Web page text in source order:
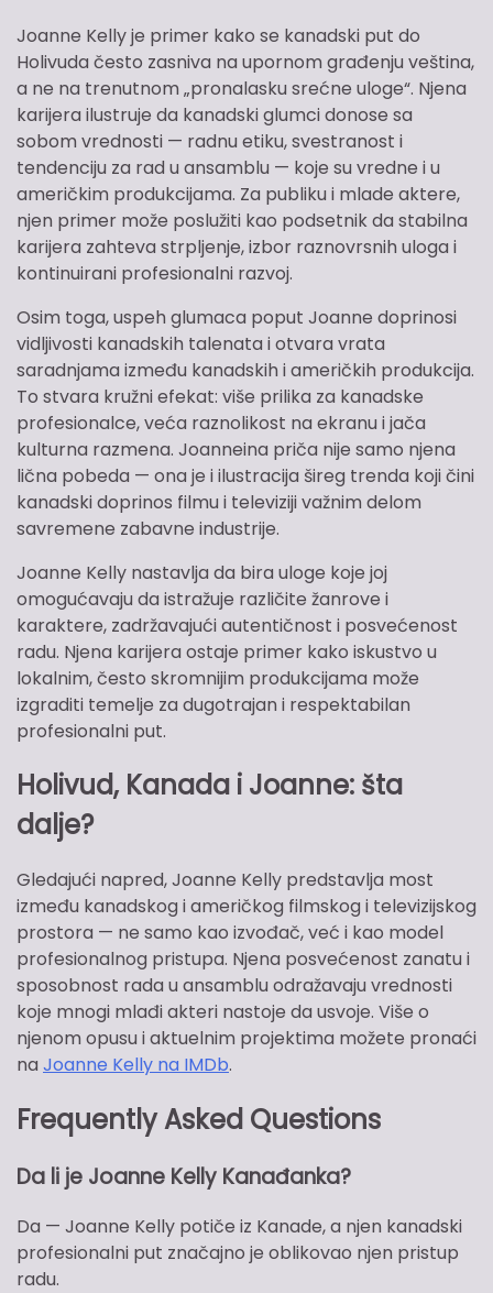
Joanne Kelly je primer kako se kanadski put do
Holivuda često zasniva na upornom građenju veština,
a ne na trenutnom „pronalasku srećne uloge“. Njena
karijera ilustruje da kanadski glumci donose sa
sobom vrednosti — radnu etiku, svestranost i
tendenciju za rad u ansamblu — koje su vredne i u
američkim produkcijama. Za publiku i mlade aktere,
njen primer može poslužiti kao podsetnik da stabilna
karijera zahteva strpljenje, izbor raznovrsnih uloga i
kontinuirani profesionalni razvoj.
Osim toga, uspeh glumaca poput Joanne doprinosi
vidljivosti kanadskih talenata i otvara vrata
saradnjama između kanadskih i američkih produkcija.
To stvara kružni efekat: više prilika za kanadske
profesionalce, veća raznolikost na ekranu i jača
kulturna razmena. Joanneina priča nije samo njena
lična pobeda — ona je i ilustracija šireg trenda koji čini
kanadski doprinos filmu i televiziji važnim delom
savremene zabavne industrije.
Joanne Kelly nastavlja da bira uloge koje joj
omogućavaju da istražuje različite žanrove i
karaktere, zadržavajući autentičnost i posvećenost
radu. Njena karijera ostaje primer kako iskustvo u
lokalnim, često skromnijim produkcijama može
izgraditi temelje za dugotrajan i respektabilan
profesionalni put.
Holivud, Kanada i Joanne: šta
dalje?
Gledajući napred, Joanne Kelly predstavlja most
između kanadskog i američkog filmskog i televizijskog
prostora — ne samo kao izvođač, već i kao model
profesionalnog pristupa. Njena posvećenost zanatu i
sposobnost rada u ansamblu odražavaju vrednosti
koje mnogi mlađi akteri nastoje da usvoje. Više o
njenom opusu i aktuelnim projektima možete pronaći
na Joanne Kelly na IMDb.
Frequently Asked Questions
Da li je Joanne Kelly Kanađanka?
Da — Joanne Kelly potiče iz Kanade, a njen kanadski
profesionalni put značajno je oblikovao njen pristup
radu.